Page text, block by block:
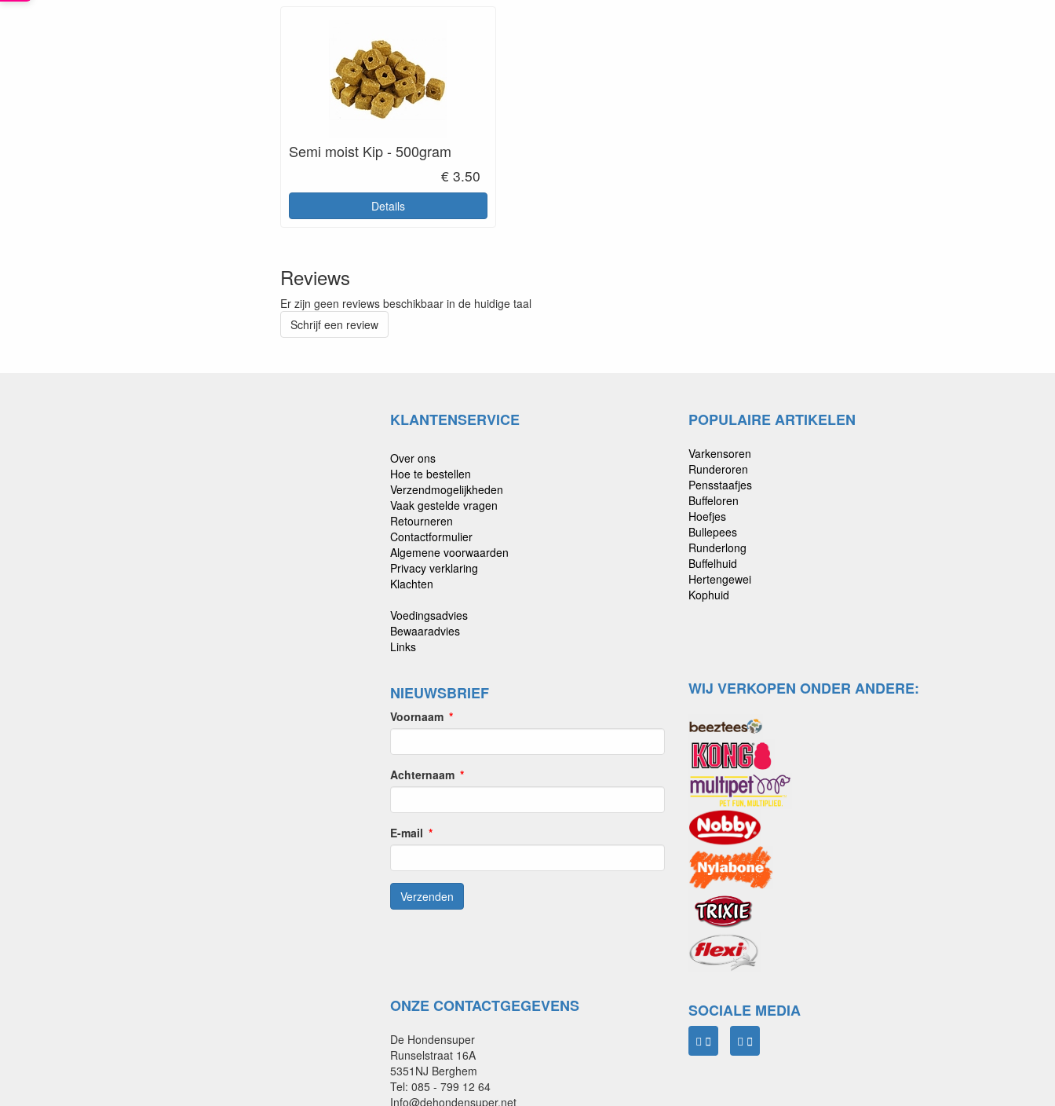
Semi moist Kip - 500gram
€ 3.50
Details
Reviews
Er zijn geen reviews beschikbaar in de huidige taal
Schrijf een review
KLANTENSERVICE
Over ons
Hoe te bestellen
Verzendmogelijkheden
Vaak gestelde vragen
Retourneren
Contactformulier
Algemene voorwaarden
Privacy verklaring
Klachten
Voedingsadvies
Bewaaradvies
Links
POPULAIRE ARTIKELEN
Varkensoren
Runderoren
Pensstaafjes
Buffeloren
Hoefjes
Bullepees
Runderlong
Buffelhuid
Hertengewei
Kophuid
NIEUWSBRIEF
Voornaam
Achternaam
E-mail
WIJ VERKOPEN ONDER ANDERE:
ONZE CONTACTGEGEVENS
De Hondensuper
Runselstraat 16A
5351NJ Berghem
Tel: 085 - 799 12 64
Info@dehondensuper.net
SOCIALE MEDIA